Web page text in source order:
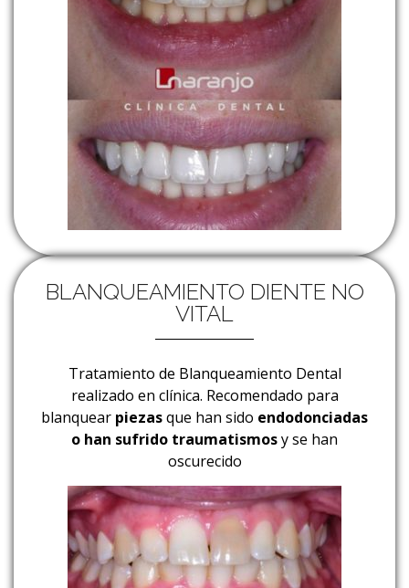
BLANQUEAMIENTO DIENTE NO
VITAL
Tratamiento de Blanqueamiento Dental
realizado en clínica. Recomendado para
blanquear piezasque han sido endodonciadas
o han sufrido traumatismosy se han
oscurecido